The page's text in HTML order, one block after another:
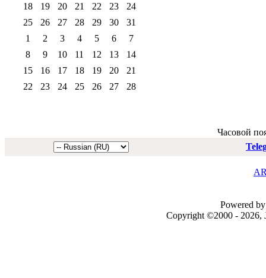
18
19 20 21 22 23
24
25
26 27 28 29 30
31
1
2 3 4 5 6
7
8
9 10 11 12 13
14
15
16 17 18 19 20
21
22
23 24 25 26 27 28
Часовой
Powered
Copyright ©2000 - 2026,